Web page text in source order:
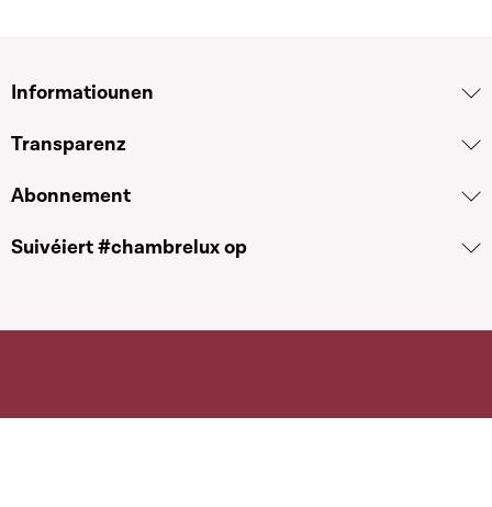
Informatiounen
Transparenz
Abonnement
Suivéiert #chambrelux op